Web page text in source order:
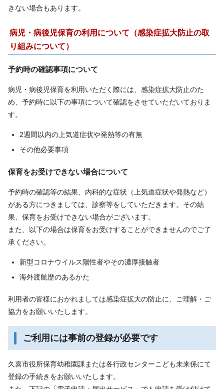
きない場合もあります。
病児・病後児保育の利用について（感染症拡大防止の取
り組みについて）
予約時の確認事項について
病児・病後児保育を利用いただく際には、感染症拡大防止のた
め、予約時に以下の事項について確認をさせていただいておりま
す。
2週間以内の上気道症状や発熱等の有無
その他必要事項
保育をお受けできない場合について
予約時の確認等の結果、内科的な症状（上気道症状や発熱など）
がある方につきましては、診察等をしていただきます。その結
果、保育をお受けできない場合がございます。
また、以下の場合は保育をお受けすることができませんのでご了
承ください。
新型コロナウイルス陽性者やその濃厚接触者
海外渡航歴のあるかた
利用者の皆様におかれましては感染症拡大の防止に、ご理解・ご
協力をお願いいたします。
ご利用には事前の登録が必要です
久喜市役所保育幼稚園課または各行政センターこども未来係にて
登録の手続きをお願いいたします。